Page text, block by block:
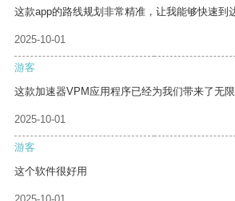
这款app的路线规划非常精准，让我能够快速到
2025-10-01
游客
这款加速器VPM应用程序已经为我们带来了无限
2025-10-01
游客
这个软件很好用